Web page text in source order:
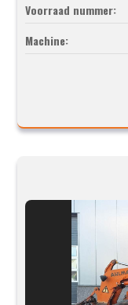
Voorraad nummer:
Machine: